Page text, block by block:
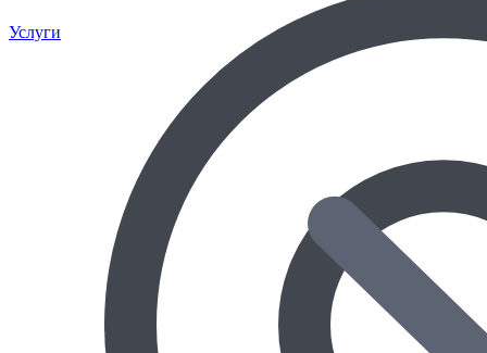
Услуги